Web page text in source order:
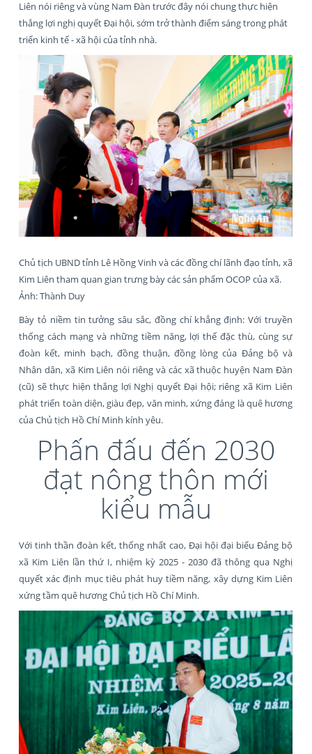
Liên nói riêng và vùng Nam Đàn trước đây nói chung thực hiện
thắng lợi nghị quyết Đại hội, sớm trở thành điểm sáng trong phát
triển kinh tế - xã hội của tỉnh nhà.
Chủ tịch UBND tỉnh Lê Hồng Vinh và các đồng chí lãnh đạo tỉnh, xã
Kim Liên tham quan gian trưng bày các sản phẩm OCOP của xã.
Ảnh: Thành Duy
Bày tỏ niềm tin tưởng sâu sắc, đồng chí khẳng định: Với truyền
thống cách mạng và những tiềm năng, lợi thế đặc thù, cùng sự
đoàn kết, minh bạch, đồng thuận, đồng lòng của Đảng bộ và
Nhân dân, xã Kim Liên nói riêng và các xã thuộc huyện Nam Đàn
(cũ) sẽ thực hiện thắng lợi Nghị quyết Đại hội; riêng xã Kim Liên
phát triển toàn diện, giàu đẹp, văn minh, xứng đáng là quê hương
của Chủ tịch Hồ Chí Minh kính yêu.
Phấn đấu đến 2030
đạt nông thôn mới
kiểu mẫu
Với tinh thần đoàn kết, thống nhất cao, Đại hội đại biểu Đảng bộ
xã Kim Liên lần thứ I, nhiệm kỳ 2025 - 2030 đã thông qua Nghị
quyết xác định mục tiêu phát huy tiềm năng, xây dựng Kim Liên
xứng tầm quê hương Chủ tịch Hồ Chí Minh.